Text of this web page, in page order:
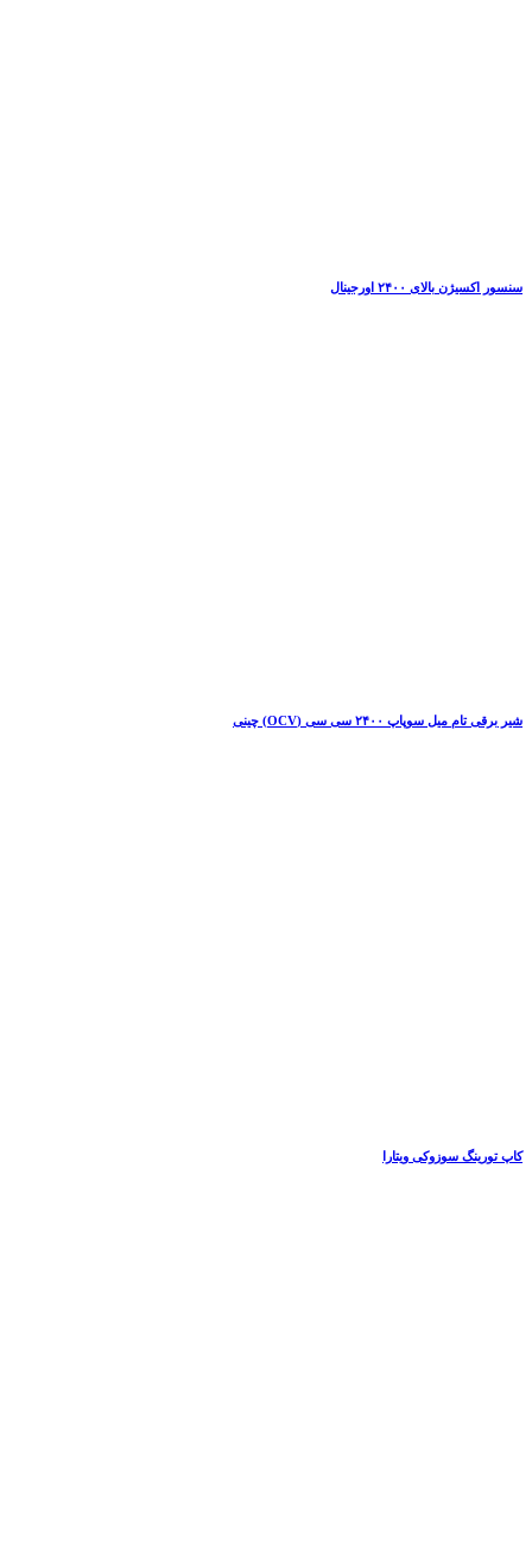
سنسور اکسیژن بالای ۲۴۰۰ اورجینال
شیر برقی تام میل سوپاپ ۲۴۰۰ سی سی (OCV) چینی
کاپ تورینگ سوزوکی ویتارا